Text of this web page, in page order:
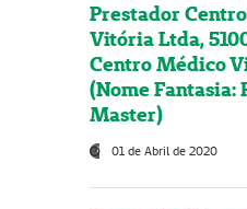
Prestador
Vitória Ltda,
Centro Médico
(Nome
Master)
01 de Abril de 2020